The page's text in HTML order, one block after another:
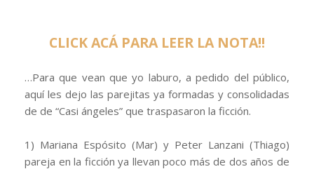
CLICK ACÁ PARA LEER LA NOTA!!
…Para que vean que yo laburo, a pedido del público,
aquí les dejo las parejitas ya formadas y consolidadas
de de “Casi ángeles” que traspasaron la ficción.
1) Mariana Espósito (Mar) y Peter Lanzani (Thiago)
pareja en la ficción ya llevan poco más de dos años de